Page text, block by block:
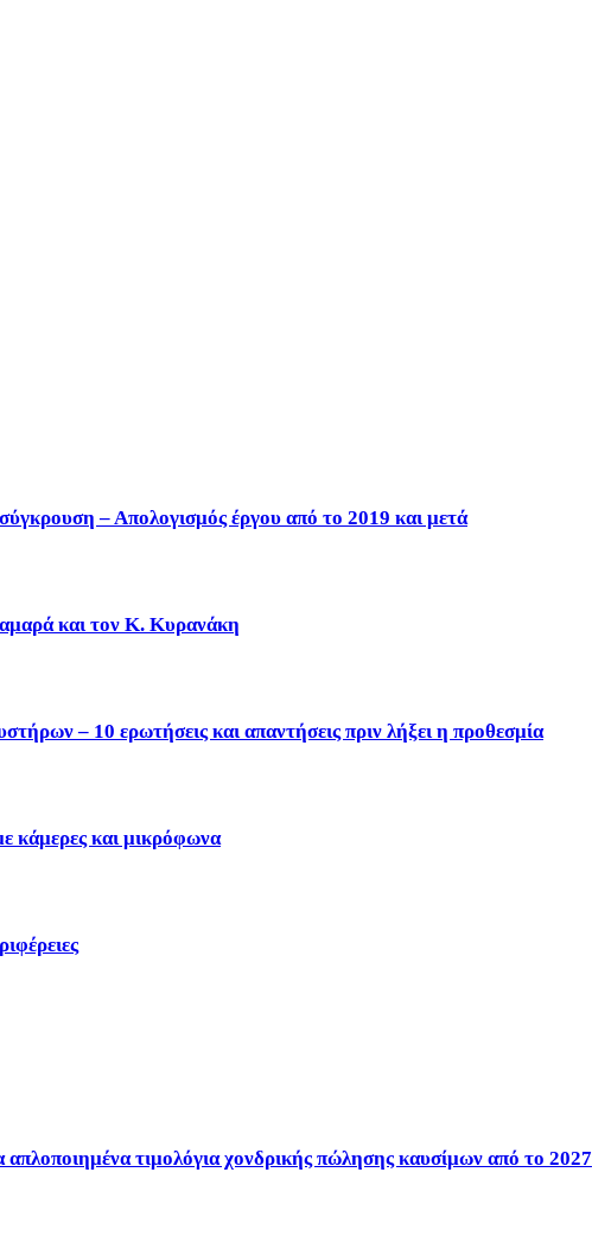
– Απολογισμός έργου από το 2019 και μετά
και τον Κ. Κυρανάκη
– 10 ερωτήσεις και απαντήσεις πριν λήξει η προθεσμία
κάμερες και μικρόφωνα
τιμολόγια χονδρικής πώλησης καυσίμων από το 2027